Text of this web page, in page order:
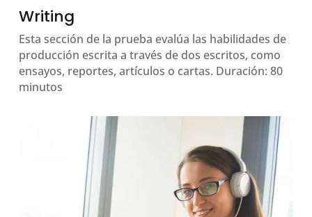
Writing
Esta sección de la prueba evalúa las habilidades de
producción escrita a través de dos escritos, como
ensayos, reportes, artículos o cartas. Duración: 80
minutos